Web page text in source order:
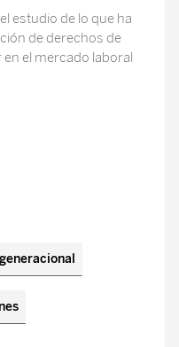
estudio de lo que ha
de derechos de
el mercado laboral